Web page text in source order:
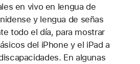
en vivo en lengua de
y lengua de señas
todo el día, para mostrar
del iPhone y el iPad a
En algunas